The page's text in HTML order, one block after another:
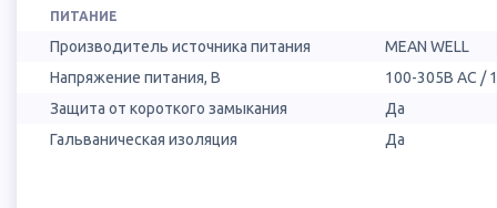
ПИТАНИЕ
Производитель источника питания
MEAN WELL
Напряжение питания, В
100-305В AC /
Защита от короткого замыкания
Да
Гальваническая изоляция
Да